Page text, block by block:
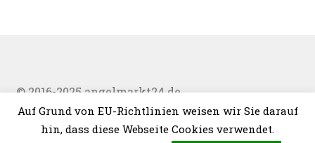
© 2016-2025 angelmarkt24.de
0
Auf Grund von EU-Richtlinien weisen wir Sie darauf
hin, dass diese Webseite Cookies verwendet.